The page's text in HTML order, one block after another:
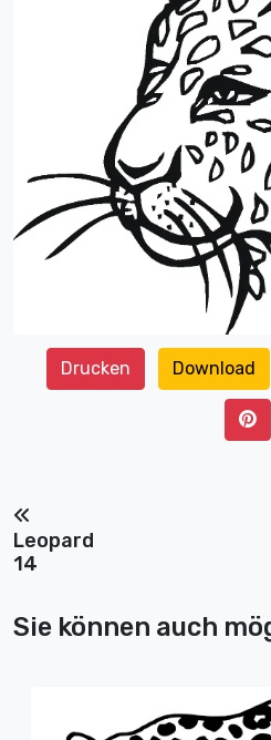
Drucken Download
Leopard
14
Sie können auch